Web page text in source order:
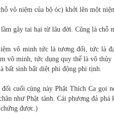
vô niệm của bộ óc) khởi lên một
gây tai hại từ lâu đời. Cũng là chỗ
vô minh tức là tương đối, tức là
vô minh, tức dụng quy thể là vô thủy
bất sinh bất diệt phi động phi tịnh.
cuối cùng này Phật Thích Ca gọi
như Phật tánh. Cái phương đả
được.)